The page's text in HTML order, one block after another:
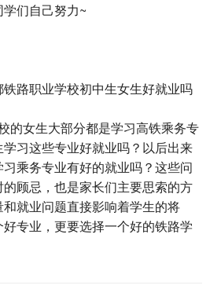
们自己努力~
路职业学校初中生女生好就业吗
的女生大部分都是学习高铁乘务专
习这些专业好就业吗？以后出来
乘务专业有好的就业吗？这些问
顾忌，也是家长们主要思索的方
就业问题直接影响着学生的将
专业，更要选择一个好的铁路学